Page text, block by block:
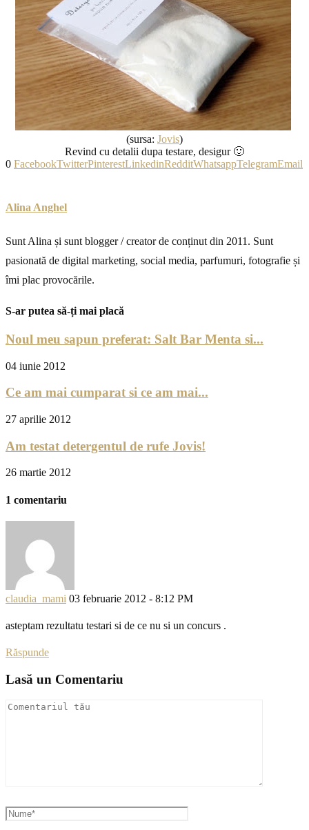
(sursa: Jovis)
Revind cu detalii dupa testare, desigur 🙂
0 FacebookTwitterPinterestLinkedinRedditWhatsappTelegramEmail
Alina Anghel
Sunt Alina și sunt blogger / creator de conținut din 2011. Sunt
pasionată de digital marketing, social media, parfumuri, fotografie și
îmi plac provocările.
S-ar putea să-ți mai placă
Noul meu sapun preferat: Salt Bar Menta si...
04 iunie 2012
Ce am mai cumparat si ce am mai...
27 aprilie 2012
Am testat detergentul de rufe Jovis!
26 martie 2012
1 comentariu
claudia_mami 03 februarie 2012 - 8:12 PM
asteptam rezultatu testari si de ce nu si un concurs .
Răspunde
Lasă un Comentariu